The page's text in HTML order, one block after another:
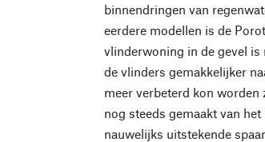
binnendringen van
eerdere modellen is de
vlinderwoning in de gevel is
de vlinders gemakkelijker
meer verbeterd kon
nog steeds gemaakt van
nauwelijks uitstekende